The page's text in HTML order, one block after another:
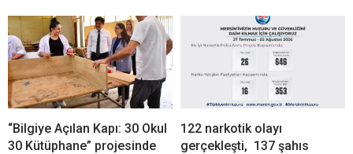
“Bilgiye Açılan Kapı: 30 Okul
30 Kütüphane” projesinde
122 narkotik olayı
gerçekleşti, 137 şahıs